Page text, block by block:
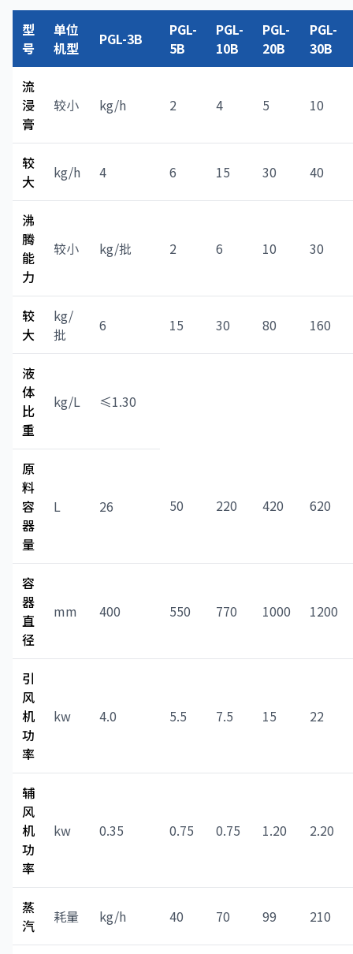
型
号
单位
机型
PGL-3B
PGL-
5B
PGL-
10B
PGL-
20B
PGL-
30B
流
浸
膏
较小 kg/h 2 4 5 10
较
大
kg/h 4 6 15 30 40
沸
腾
能
力
较小 kg/批 2 6 10 30
较
大
kg/
批
6 15 30 80 160
液
体
比
重
kg/L ≤1.30
原
料
容
器
量
L 26 50 220 420 620
容
器
直
径
mm 400 550 770 1000 1200
引
风
机
功
率
kw 4.0 5.5 7.5 15 22
辅
风
机
功
率
kw 0.35 0.75 0.75 1.20 2.20
蒸
汽
耗量 kg/h 40 70 99 210